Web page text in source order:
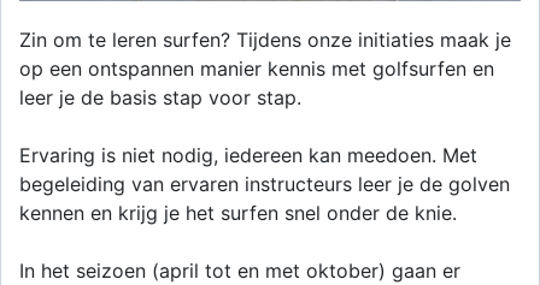
Zin om te leren surfen? Tijdens onze initiaties maak je
op een ontspannen manier kennis met golfsurfen en
leer je de basis stap voor stap.
Ervaring is niet nodig, iedereen kan meedoen. Met
begeleiding van ervaren instructeurs leer je de golven
kennen en krijg je het surfen snel onder de knie.
In het seizoen (april tot en met oktober) gaan er